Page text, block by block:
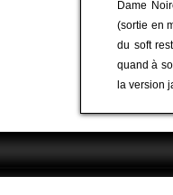
Dame
(sortie en
du soft
quand à
la version